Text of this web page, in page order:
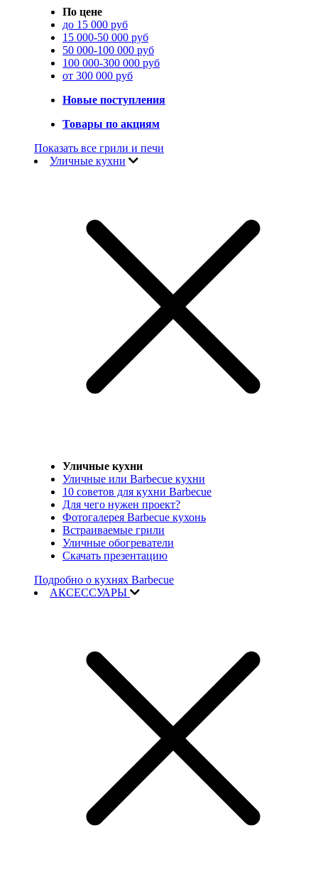
По цене
до 15 000 руб
15 000-50 000 руб
50 000-100 000 руб
100 000-300 000 руб
от 300 000 руб
Новые поступления
Товары по акциям
Показать все грили и печи
Уличные кухни
Уличные кухни
Уличные или Barbecue кухни
10 советов для кухни Barbecue
Для чего нужен проект?
Фотогалерея Barbecue кухонь
Встраиваемые грили
Уличные обогреватели
Скачать презентацию
Подробно о кухнях Barbecue
АКСЕССУАРЫ